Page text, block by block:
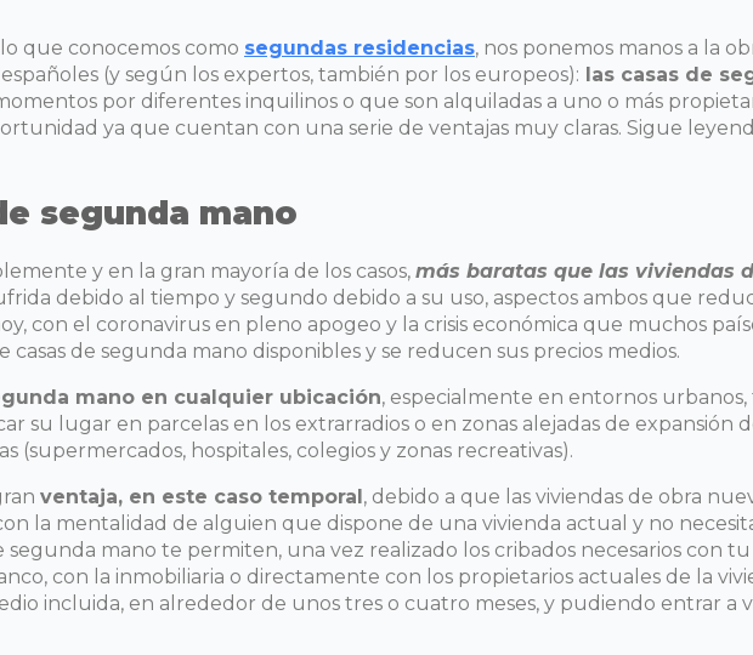
que conocemos como segundas residencias, nos ponemos manos a la
(y según los expertos, también por los europeos): las casas de
por diferentes inquilinos o que son alquiladas a uno o más
ya que cuentan con una serie de ventajas muy claras. Sigue
segunda mano
y en la gran mayoría de los casos, más baratas que las viviendas
debido al tiempo y segundo debido a su uso, aspectos ambos que
con el coronavirus en pleno apogeo y la crisis económica que muchos
de segunda mano disponibles y se reducen sus precios medios.
mano en cualquier ubicación, especialmente en entornos urbanos,
su lugar en parcelas en los extrarradios o en zonas alejadas de expansión
(supermercados, hospitales, colegios y zonas recreativas).
ventaja, en este caso temporal , debido a que las viviendas de obra
la mentalidad de alguien que dispone de una vivienda actual y no
segunda mano te permiten, una vez realizado los cribados necesarios con
con la inmobiliaria o directamente con los propietarios actuales de la
incluida, en alrededor de unos tres o cuatro meses, y pudiendo entrar a